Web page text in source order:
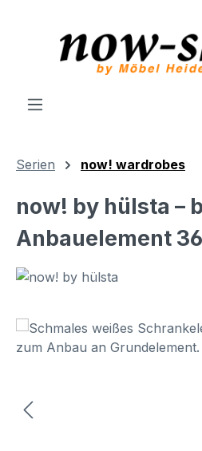
Serien now! wardrobes
now! by hülsta –
Anbauelement
Bildergalerie überspringen